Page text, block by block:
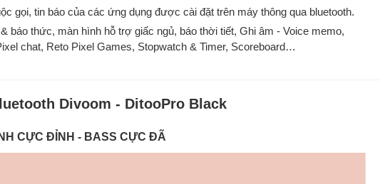
gọi, tin báo của các ứng dụng được cài đặt trên máy thông qua bluetooth.
báo thức, màn hình hỗ trợ giấc ngủ, báo thời tiết, Ghi âm - Voice memo,
chat, Reto Pixel Games, Stopwatch & Timer, Scoreboard…
Divoom - DitooPro Black
CỰC ĐỈNH - BASS CỰC ĐÃ